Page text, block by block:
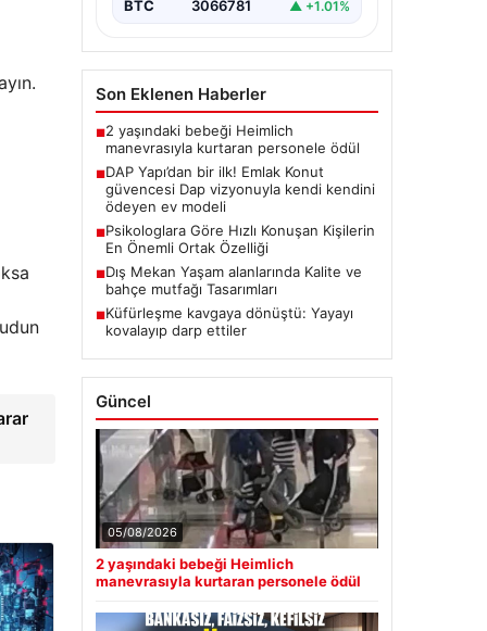
BTC 3066781 ▲ +1.01%
Son Eklenen Haberler
■2 yaşındaki bebeği Heimlich
manevrasıyla kurtaran personele ödül
■DAP Yapı’dan bir ilk! Emlak Konut
güvencesi Dap vizyonuyla kendi kendini
ödeyen ev modeli
■Psikologlara Göre Hızlı Konuşan Kişilerin
En Önemli Ortak Özelliği
■Dış Mekan Yaşam alanlarında Kalite ve
bahçe mutfağı Tasarımları
■Küfürleşme kavgaya dönüştü: Yayayı
kovalayıp darp ettiler
Güncel
05/08/2026
2 yaşındaki bebeği Heimlich
manevrasıyla kurtaran personele ödül